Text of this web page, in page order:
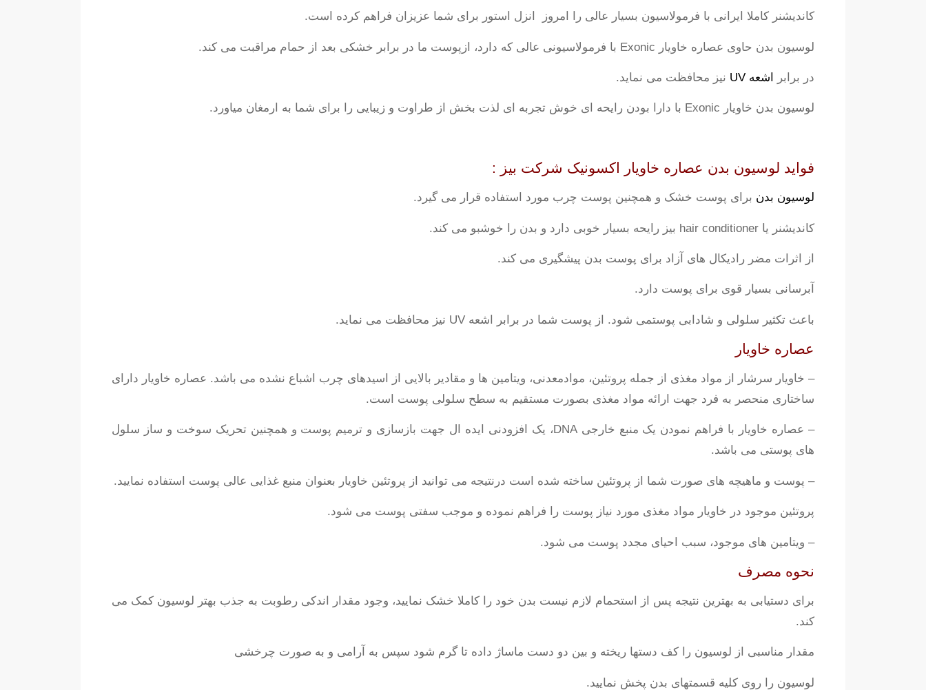
کاندیشنر کاملا ایرانی با فرمولاسیون بسیار عالی را امروز انزل استور برای شما عزیزان فراهم کرده است.
لوسیون بدن حاوی عصاره خاویار Exonic با فرمولاسیونی عالی که دارد، ازپوست ما در برابر خشکی بعد از حمام مراقبت می کند.
در برابر اشعه UV نیز محافظت می نماید.
لوسیون بدن خاویار Exonic با دارا بودن رایحه ای خوش تجربه ای لذت بخش از طراوت و زیبایی را برای شما به ارمغان میاورد.
فواید لوسیون بدن عصاره خاویار اکسونیک شرکت بیز :
لوسیون بدن برای پوست خشک و همچنین پوست چرب مورد استفاده قرار می گیرد.
کاندیشنر یا hair conditioner بیز رایحه بسیار خوبی دارد و بدن را خوشبو می کند.
از اثرات مضر رادیکال های آزاد برای پوست بدن پیشگیری می کند.
آبرسانی بسیار قوی برای پوست دارد.
باعث تکثیر سلولی و شادابی پوستمی شود. از پوست شما در برابر اشعه UV نیز محافظت می نماید.
عصاره خاویار
– خاویار سرشار از مواد مغذی از جمله پروتئین، موادمعدنی، ویتامین ها و مقادیر بالایی از اسیدهای چرب اشباع نشده می باشد. عصاره خاویار دارای
ساختاری منحصر به فرد جهت ارائه مواد مغذی بصورت مستقیم به سطح سلولی پوست است.
– عصاره خاویار با فراهم نمودن یک منبع خارجی DNA، یک افزودنی ایده ال جهت بازسازی و ترمیم پوست و همچنین تحریک سوخت و ساز سلول
های پوستی می باشد.
– پوست و ماهیچه های صورت شما از پروتئین ساخته شده است درنتیجه می توانید از پروتئین خاویار بعنوان منبع غذایی عالی پوست استفاده نمایید.
پروتئین موجود در خاویار مواد مغذی مورد نیاز پوست را فراهم نموده و موجب سفتی پوست می شود.
– ویتامین های موجود، سبب احیای مجدد پوست می شود.
نحوه مصرف
برای دستیابی به بهترین نتیجه پس از استحمام لازم نیست بدن خود را کاملا خشک نمایید، وجود مقدار اندکی رطوبت به جذب بهتر لوسیون کمک می
کند.
مقدار مناسبی از لوسیون را کف دستها ریخته و بین دو دست ماساژ داده تا گرم شود سپس به آرامی و به صورت چرخشی
لوسیون را روی کلیه قسمتهای بدن پخش نمایید.